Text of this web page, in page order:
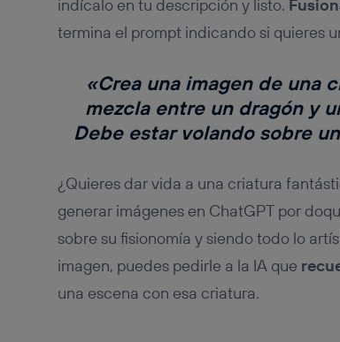
indícalo en tu descripción y listo.
termina el prompt indicando si quieres
«Crea una imagen de una
mezcla entre un dragón y
Debe estar volando sobre
¿Quieres dar vida a una criatura
generar imágenes en ChatGPT por
sobre su fisionomía y siendo todo lo
imagen, puedes pedirle a la IA que
una escena con esa criatura.